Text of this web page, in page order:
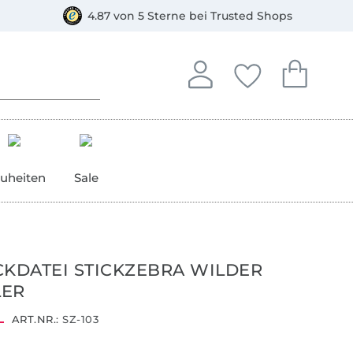
4.87 von 5 Sterne bei Trusted Shops
Anmelden
In deinem Konto
Deine
Du hast keine
Dein
Du hast
Sale
STICKZEBRA WILDER
ART.NR.: SZ-103